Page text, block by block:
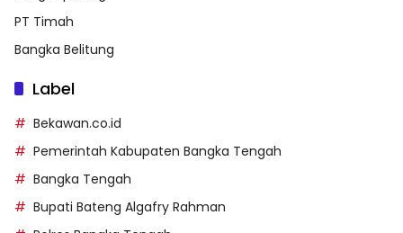
PT Timah
Bangka Belitung
Label
Bekawan.co.id
Pemerintah Kabupaten Bangka Tengah
Bangka Tengah
Bupati Bateng Algafry Rahman